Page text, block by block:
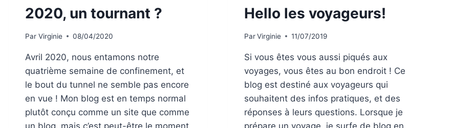
2020, un tournant ?
Par Virginie 08/04/2020
Avril 2020, nous entamons notre
quatrième semaine de confinement, et
le bout du tunnel ne semble pas encore
en vue ! Mon blog est en temps normal
plutôt conçu comme un site que comme
un blog, mais c’est peut-être le moment
Hello les voyageurs!
Par Virginie 11/07/2019
Si vous êtes vous aussi piqués aux
voyages, vous êtes au bon endroit ! Ce
blog est destiné aux voyageurs qui
souhaitent des infos pratiques, et des
réponses à leurs questions. Lorsque je
prépare un voyage, je surfe de blog en